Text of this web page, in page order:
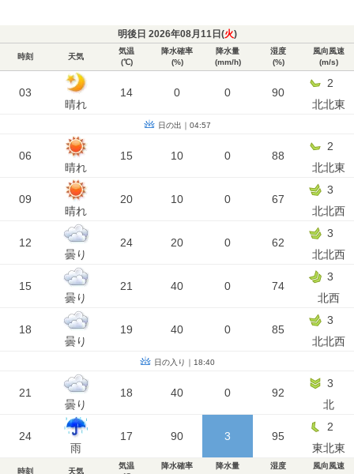
明後日 2026年08月11日(火)
時刻 天気
気温
(℃)
降水確率
(%)
降水量
(mm/h)
湿度
(%)
風向風速
(m/s)
03
晴れ
14 0 0 90
2
北北東
日の出｜04:57
06
晴れ
15 10 0 88
2
北北東
09
晴れ
20 10 0 67
3
北北西
12
曇り
24 20 0 62
3
北北西
15
曇り
21 40 0 74
3
北西
18
曇り
19 40 0 85
3
北北西
日の入り｜18:40
21
曇り
18 40 0 92
3
北
24
雨
17 90 3 95
2
東北東
時刻 天気
気温
降水確率
降水量
湿度
風向風速